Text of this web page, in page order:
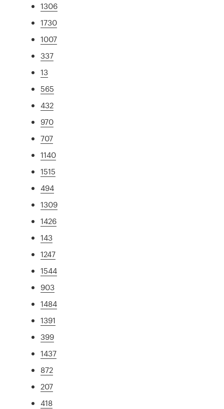
1306
1730
1007
337
13
565
432
970
707
1140
1515
494
1309
1426
143
1247
1544
903
1484
1391
399
1437
872
207
418